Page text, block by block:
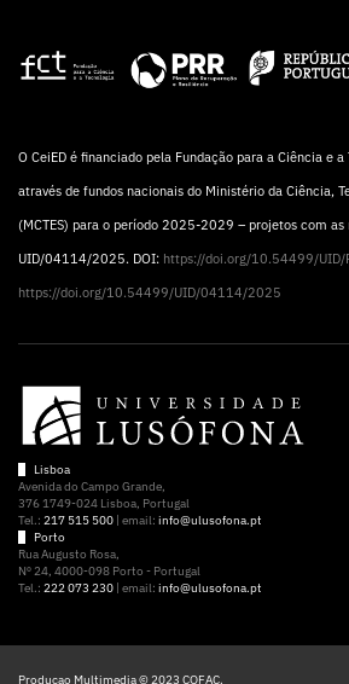
O CeiED é financiado pela Fundação para a Ciência e a
através de fundos nacionais do Ministério da Ciência,
(MCTES) para o período 2025-2029 – projetos com as
UID/04114/2025. DOI: https://doi.org/10.54499/
https://doi.org/10.54499/UID/04114/2025
Lisboa
Avenida do Campo Grande,
376 1749-024 Lisboa, Portugal
Tel.: 217 515 500 | email: info@ulusofona.pt
Porto
Rua Augusto Rosa,
Nº 24, 4000-098 Porto - Portugal
Tel.: 222 073 230 | email: info@ulusofona.pt
Producao Multimedia © 2023 COFAC.